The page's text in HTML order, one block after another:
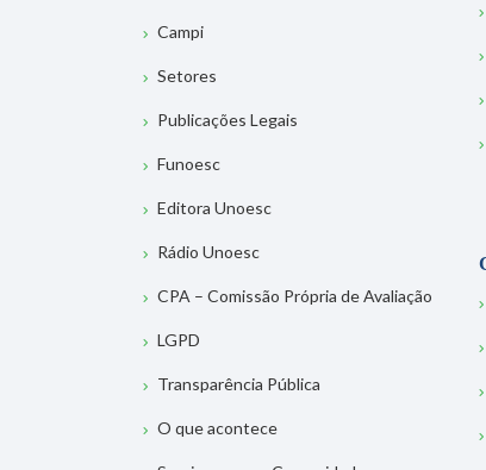
Campi
Setores
Publicações Legais
Funoesc
Editora Unoesc
Rádio Unoesc
CPA – Comissão Própria de Avaliação
LGPD
Transparência Pública
O que acontece